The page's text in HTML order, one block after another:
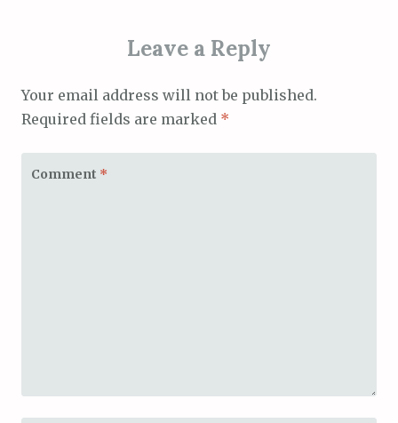
Leave a Reply
Your email address will not be published.
Required fields are marked *
Comment *